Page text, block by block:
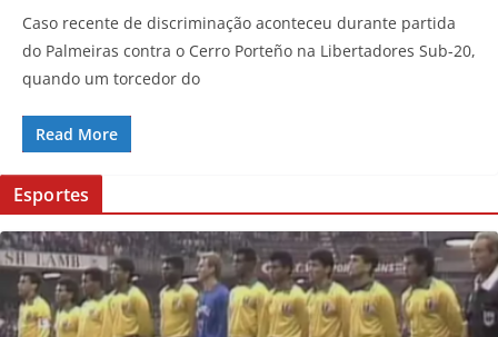
Caso recente de discriminação aconteceu durante partida
do Palmeiras contra o Cerro Porteño na Libertadores Sub-20,
quando um torcedor do
Read More
Esportes